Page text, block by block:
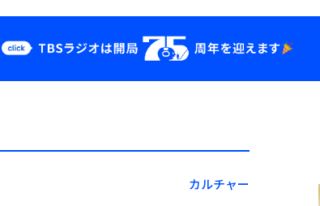
YouTube
カルチャー